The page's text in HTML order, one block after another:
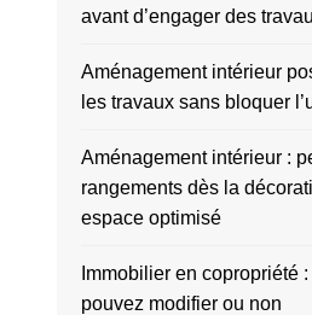
avant d’engager des
Aménagement intérieur
les travaux sans bloquer
Aménagement intérieur :
rangements dès la
espace optimisé
Immobilier en copropriété
pouvez modifier ou non